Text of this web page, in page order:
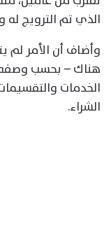
الذي تم الترويج له
وأضاف أن الأمر لم
هناك – بحسب
الخدمات
الشراء.